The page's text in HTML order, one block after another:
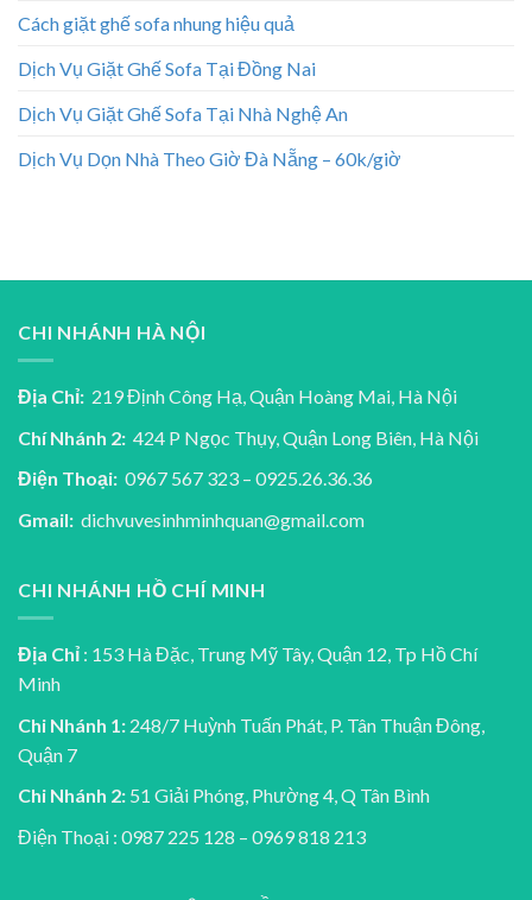
Cách giặt ghế sofa nhung hiệu quả
Dịch Vụ Giặt Ghế Sofa Tại Đồng Nai
Dịch Vụ Giặt Ghế Sofa Tại Nhà Nghệ An
Dịch Vụ Dọn Nhà Theo Giờ Đà Nẵng – 60k/giờ
CHI NHÁNH HÀ NỘI
Địa Chỉ: 219 Định Công Hạ, Quận Hoàng Mai, Hà Nội
Chí Nhánh 2: 424 P Ngọc Thụy, Quận Long Biên, Hà Nội
Điện Thoại: 0967 567 323 – 0925.26.36.36
Gmail: dichvuvesinhminhquan@gmail.com
CHI NHÁNH HỒ CHÍ MINH
Địa Chỉ : 153 Hà Đặc, Trung Mỹ Tây, Quận 12, Tp Hồ Chí
Minh
Chi Nhánh 1: 248/7 Huỳnh Tuấn Phát, P. Tân Thuận Đông,
Quận 7
Chi Nhánh 2: 51 Giải Phóng, Phường 4, Q Tân Bình
Điện Thoại : 0987 225 128 – 0969 818 213